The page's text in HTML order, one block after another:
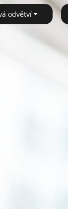
odvětví